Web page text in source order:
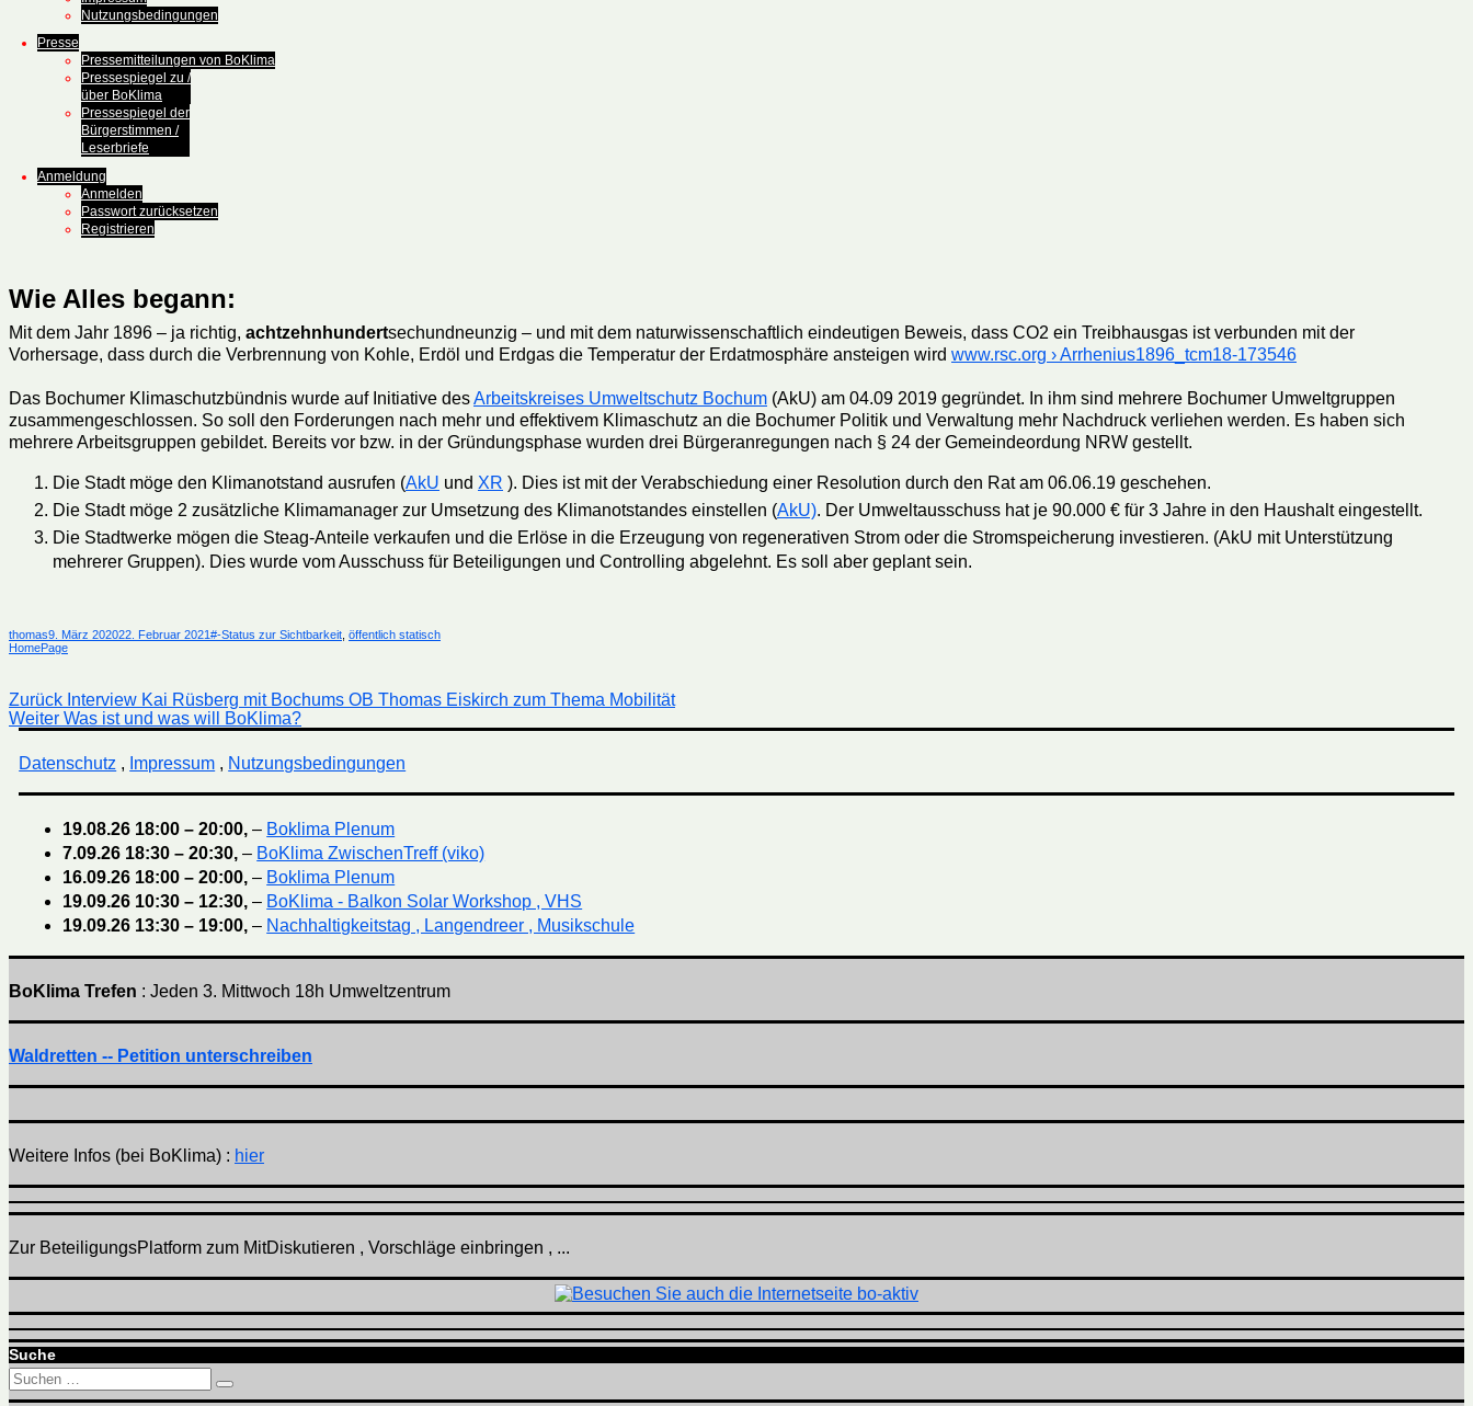
Nutzungsbedingungen
Presse
Pressemitteilungen von BoKlima
Pressespiegel zu /
über BoKlima
Pressespiegel der
Bürgerstimmen /
Leserbriefe
Anmeldung
Anmelden
Passwort zurücksetzen
Registrieren
Wie Alles begann:
Mit dem Jahr 1896 – ja richtig, achtzehnhundertsechundneunzig – und mit dem naturwissenschaftlich eindeutigen Beweis, dass CO2 ein Treibhausgas ist verbunden mit der
Vorhersage, dass durch die Verbrennung von Kohle, Erdöl und Erdgas die Temperatur der Erdatmosphäre ansteigen wird www.rsc.org › Arrhenius1896_tcm18-173546
Das Bochumer Klimaschutzbündnis wurde auf Initiative desArbeitskreises Umweltschutz Bochum (AkU) am 04.09 2019 gegründet. In ihm sind mehrere Bochumer Umweltgruppen
zusammengeschlossen. So soll den Forderungen nach mehr und effektivem Klimaschutz an die Bochumer Politik und Verwaltung mehr Nachdruck verliehen werden. Es haben sich
mehrere Arbeitsgruppen gebildet. Bereits vor bzw. in der Gründungsphase wurden drei Bürgeranregungen nach § 24 der Gemeindeordung NRW gestellt.
Die Stadt möge den Klimanotstand ausrufen (AkU und XR ). Dies ist mit der Verabschiedung einer Resolution durch den Rat am 06.06.19 geschehen.
Die Stadt möge 2 zusätzliche Klimamanager zur Umsetzung des Klimanotstandes einstellen (AkU). Der Umweltausschuss hat je 90.000 € für 3 Jahre in den Haushalt eingestellt.
Die Stadtwerke mögen die Steag-Anteile verkaufen und die Erlöse in die Erzeugung von regenerativen Strom oder die Stromspeicherung investieren. (AkU mit Unterstützung
mehrerer Gruppen). Dies wurde vom Ausschuss für Beteiligungen und Controlling abgelehnt. Es soll aber geplant sein.
Autor
thomasVeröffentlicht
am
9. März 202022. Februar 2021Kategorien
#-Status zur Sichtbarkeit öffentlich statisch
HomePage
Beitragsnavigation
Zurück Vorheriger
Beitrag:
Interview Kai Rüsberg mit Bochums OB Thomas Eiskirch zum Thema Mobilität
Weiter Nächster
Beitrag:
Was ist und was will BoKlima?
Datenschutz , Impressum , Nutzungsbedingungen
19.08.26 18:00 – 20:00,– Boklima Plenum
7.09.26 18:30 – 20:30,– BoKlima ZwischenTreff (viko)
16.09.26 18:00 – 20:00,– Boklima Plenum
19.09.26 10:30 – 12:30,– BoKlima - Balkon Solar Workshop , VHS
19.09.26 13:30 – 19:00,– Nachhaltigkeitstag , Langendreer , Musikschule
BoKlima Trefen : Jeden 3. Mittwoch 18h Umweltzentrum
Waldretten -- Petition unterschreiben
Weitere Infos (bei BoKlima) : hier
Zur BeteiligungsPlatform zum MitDiskutieren , Vorschläge einbringen , ...
Suche
Suchen
nach:
Suchen